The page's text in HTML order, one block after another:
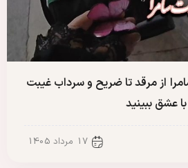
از مرقد تا ضریح و سرداب غیبت
عشق ببینید
17 مرداد 1405